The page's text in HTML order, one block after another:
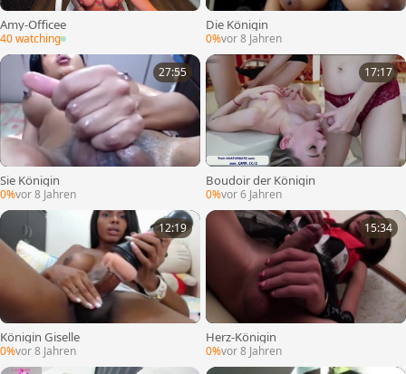
Amy-Officee
40 watching
Die Königin
0%vor 8 Jahren
27:55
Sie Königin
0%vor 8 Jahren
17:17
Boudoir der Königin
0%vor 6 Jahren
12:19
Königin Giselle
0%vor 8 Jahren
15:34
Herz-Königin
0%vor 8 Jahren